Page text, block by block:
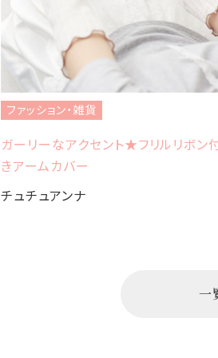
ファッション・雑貨
ガーリーなアクセント★フリルリボン
きアームカバー
チュチュアンナ
一